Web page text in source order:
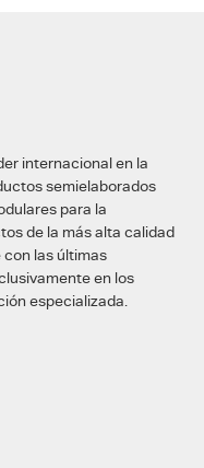
internacional en la
semielaborados
para la
de la más alta calidad
las últimas
en los
especializada.